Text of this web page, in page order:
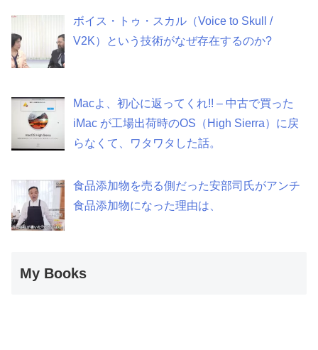
ボイス・トゥ・スカル（Voice to Skull /
V2K）という技術がなぜ存在するのか?
Macよ、初心に返ってくれ!! – 中古で買った
iMac が工場出荷時のOS（High Sierra）に戻
らなくて、ワタワタした話。
食品添加物を売る側だった安部司氏がアンチ
食品添加物になった理由は、
My Books